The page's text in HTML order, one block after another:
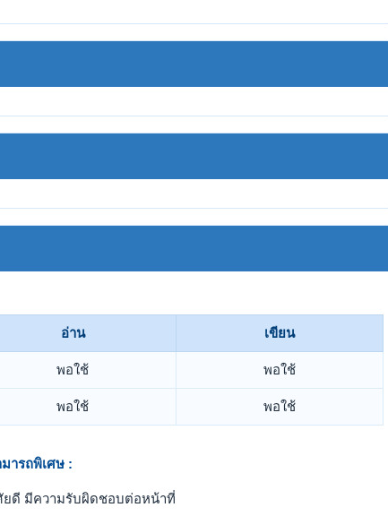
อ่าน เขียน
พอใช้ พอใช้
พอใช้ พอใช้
ารถพิเศษ :
ยดี มีความรับผิดชอบต่อหน้าที่